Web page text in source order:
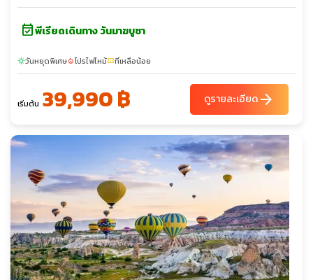
event_availableพีเรียดเดินทาง วันมาฆบูชา
sunnyวันหยุดพิเศษlocal_fire_departmentโปรไฟไหม้confirmation_numberที่เหลือน้อย
เริ่มต้น 39,990 ฿ ดูรายละเอียดarrow_forward